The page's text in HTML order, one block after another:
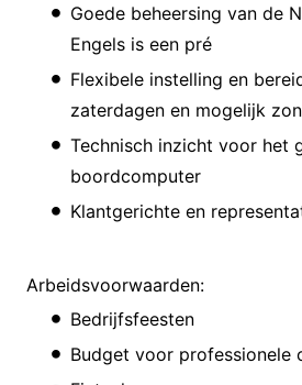
Goede beheersing van de
Engels is een pré
Flexibele instelling en
zaterdagen en mogelijk
Technisch inzicht voor het
boordcomputer
Klantgerichte en
Arbeidsvoorwaarden:
Bedrijfsfeesten
Budget voor professionele